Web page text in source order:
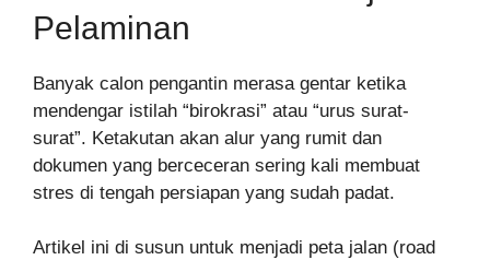
Pelaminan
Banyak calon pengantin merasa gentar ketika
mendengar istilah “birokrasi” atau “urus surat-
surat”. Ketakutan akan alur yang rumit dan
dokumen yang berceceran sering kali membuat
stres di tengah persiapan yang sudah padat.
Artikel ini di susun untuk menjadi peta jalan (road